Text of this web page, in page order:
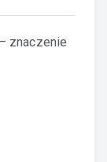
znaczenie